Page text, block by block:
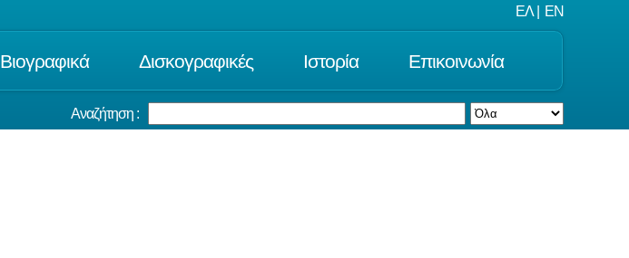
ΕΛ EN
Βιογραφικά Δισκογραφικές Ιστορία Επικοινωνία
Αναζήτηση :